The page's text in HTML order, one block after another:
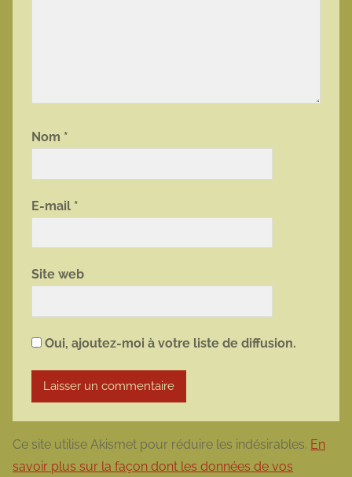
Nom *
E-mail *
Site web
Oui, ajoutez-moi à votre liste de diffusion.
Ce site utilise Akismet pour réduire les indésirables. En
savoir plus sur la façon dont les données de vos